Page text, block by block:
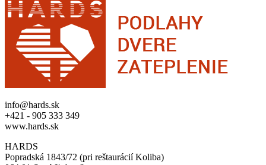
info@hards.sk
+421 - 905 333 349
www.hards.sk
HARDS
Popradská 1843/72 (pri reštaurácií Koliba)